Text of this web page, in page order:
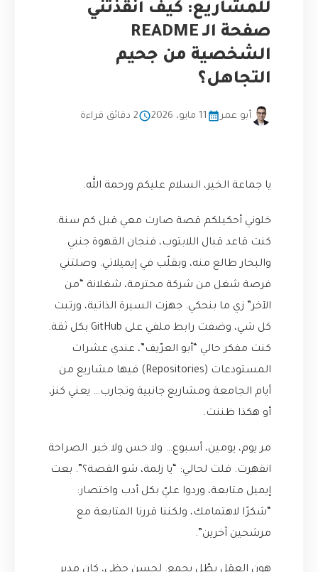
للمشاريع: كيف أنقذتني
صفحة الـ README
الشخصية من جحيم
التجاهل؟
أبو عمر 11 مايو، 2026 2 دقائق قراءة
يا جماعة الخير، السلام عليكم ورحمة الله.
خلوني أحكيلكم قصة صارت معي قبل كم سنة.
كنت قاعد قبال اللابتوب، فنجان القهوة جنبي
والبخار طالع منه، وبقلّب في إيميلاتي. وصلتني
فرصة شغل من شركة محترمة، شغلانة “من
الآخر” زي ما بنحكي. جهزت السيرة الذاتية، ورتبت
كل شي، وضفت رابط ملفي على GitHub بكل ثقة.
كنت مفكر حالي “أبو العرّيف”، عندي عشرات
المستودعات (Repositories) فيها مشاريع من
أيام الجامعة ومشاريع جانبية وتجارب… يعني كنز،
أو هكذا ظننت.
مر يوم، يومين، أسبوع… ولا حس ولا خبر. الصراحة
انقهرت. قلت لحالي: “يا زلمة، شو القصة؟”. بعت
إيميل متابعة، وردوا عليّ بكل أدب واختصار:
“شكرًا لاهتمامك، ولكننا قررنا المتابعة مع
مرشحين آخرين”.